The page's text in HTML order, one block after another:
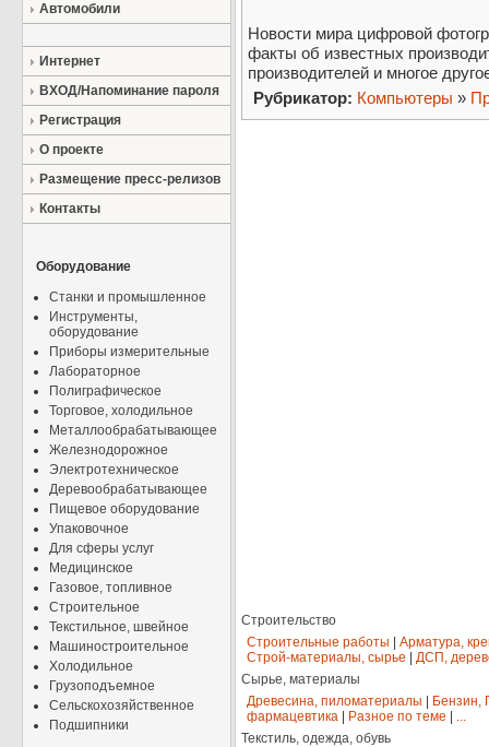
Автомобили
Интернет
ВХОД/Напоминание пароля
Регистрация
О проекте
Размещение пресс-релизов
Контакты
Оборудование
Станки и промышленное
Инструменты,
оборудование
Приборы измерительные
Лабораторное
Полиграфическое
Торговое, холодильное
Металлообрабатывающее
Железнодорожное
Электротехническое
Деревообрабатывающее
Пищевое оборудование
Упаковочное
Для сферы услуг
Медицинское
Газовое, топливное
Строительное
Текстильное, швейное
Машиностроительное
Холодильное
Грузоподъемное
Сельскохозяйственное
Подшипники
Новости мира цифровой
факты об известных
производителей и многое
Рубрикатор: Компьютеры »
Строительство
Строительные работы
Арматура,
Строй-материалы, сырье
ДСП,
Сырье, материалы
Древесина, пиломатериалы
Бензин,
фармацевтика
Разное по теме
...
Текстиль, одежда, обувь